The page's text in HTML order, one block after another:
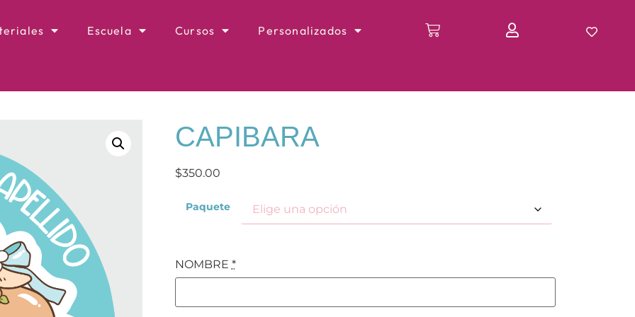
Escuela Cursos Personalizados
CAPIBARA
$350.00
Paquete
NOMBRE *